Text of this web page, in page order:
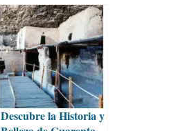
extinción
Descubre la Historia y